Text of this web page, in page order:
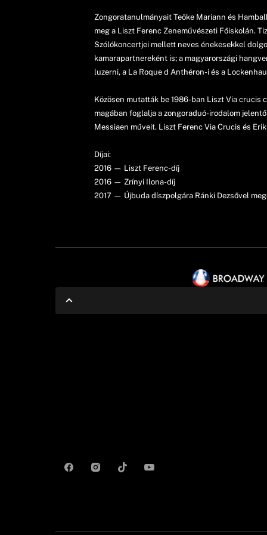
Zongoratanulmányait Teöke Mariann és
meg a Liszt Ferenc Zeneművészeti Főiskolán.
Szólókoncertjei mellett neves énekesekkel
kamarapartnereként is; a magyarországi
luzerni, a La Roque d Anthéron-i és a
Közösen mutatták be 1986-ban Liszt Via
magában foglalja a zongoraduó-irodalom
Messiaen műveit. Liszt Ferenc Via Crucis és
Díjai:
2016 — Liszt Ferenc-díj
2016 — Zrínyi Ilona-díj
2017 — Újbuda díszpolgára Ránki Dezsővel